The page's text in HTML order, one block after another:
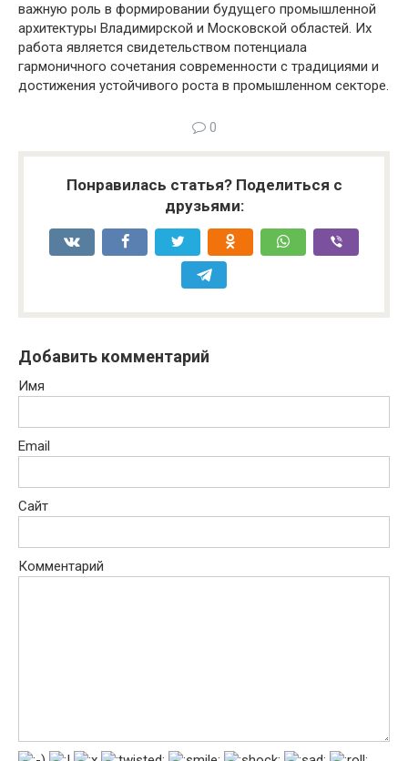
важную роль в формировании будущего промышленной
архитектуры Владимирской и Московской областей. Их
работа является свидетельством потенциала
гармоничного сочетания современности с традициями и
достижения устойчивого роста в промышленном секторе.
0
Понравилась статья? Поделиться с
друзьями:
Добавить комментарий
Имя
Email
Сайт
Комментарий